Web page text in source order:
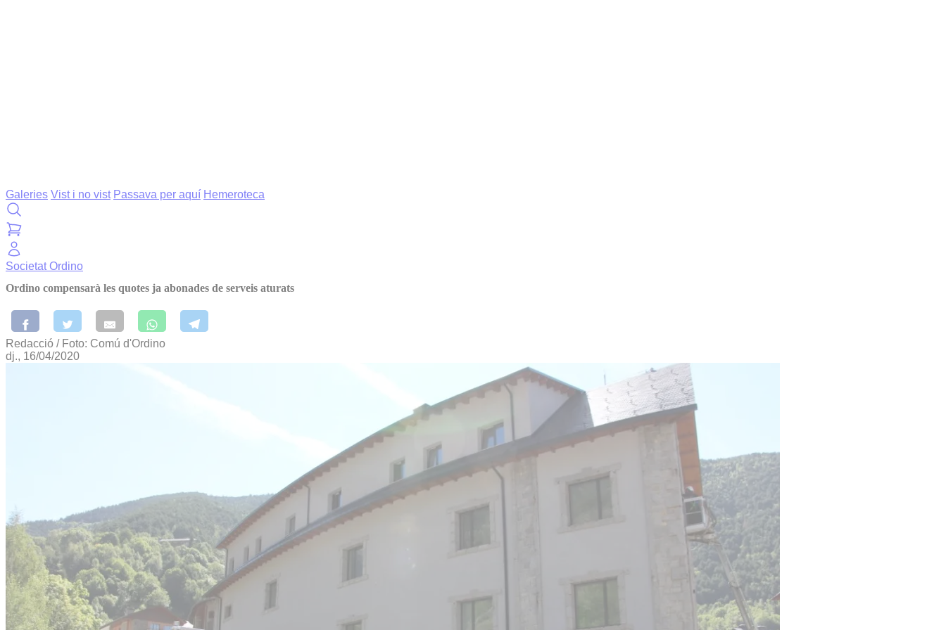
Galeries Vist i no vist Passava per aquí Hemeroteca
SocietatOrdino
Ordino compensarà les quotes ja abonades de serveis aturats
Redacció / Foto: Comú d'Ordino
dj., 16/04/2020